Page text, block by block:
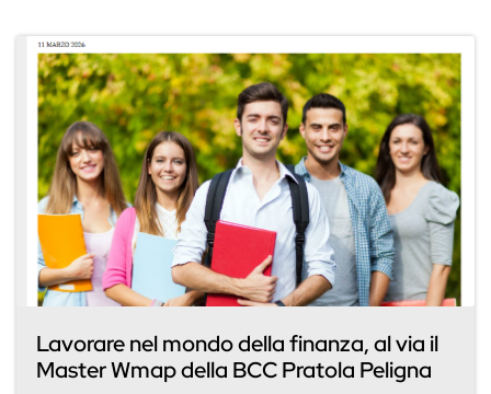
Lavorare nel mondo della finanza, al via il
Master Wmap della BCC Pratola Peligna